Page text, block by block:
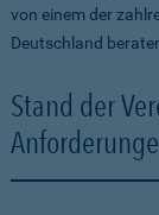
von einem der
Deutschland
Stand der